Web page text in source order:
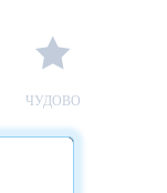
ЧУДОВО